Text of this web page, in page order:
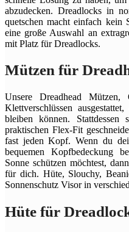
abzudecken. Dreadlocks in
quetschen macht einfach
eine große Auswahl an
mit Platz für Dreadlocks.
Mützen für
Unsere Dreadhead
Klettverschlüssen
bleiben können. Stattdessen
praktischen Flex-Fit
fast jeden Kopf. Wenn du
bequemen Kopfbedeckung
Sonne schützen möchtest,
für dich. Hüte, Slouchy,
Sonnenschutz Visor in
Hüte für